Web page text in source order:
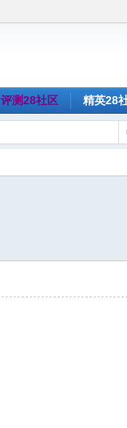
评测28社区 精英28